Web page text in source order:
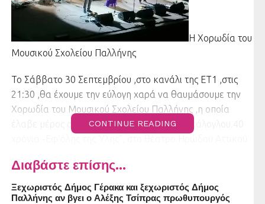
Η Χορωδία του
Μουσικού Σχολείου Παλλήνης
Το Σάββατο 30 Σεπτεμβρίου ,στο κανάλι της ΕΤ1 ,στις
21:30 ,θα έχουμε την εύλογη χαρά να θαυμάσουμε την
Χορωδία του Μουσικού Σχολείου Παλλήνης ,η οποία
έλαβε μέρος στην συναυλία : “Νίκος Πορτοκάλογλου.40
CONTINUE READING
Διαβάστε επίσης...
Ξεχωριστός Δήμος Γέρακα και ξεχωριστός Δήμος
Παλλήνης αν βγει ο Αλέξης Τσίπρας πρωθυπουργός